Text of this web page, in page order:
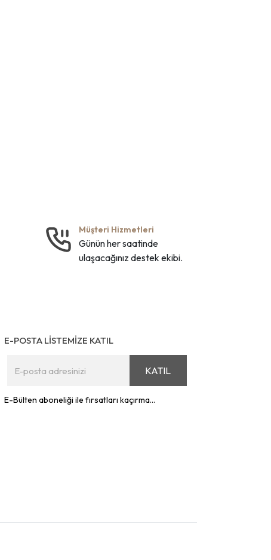
Müşteri Hizmetleri
Günün her saatinde
ulaşacağınız destek ekibi.
E-POSTA LİSTEMİZE KATIL
KATIL
E-Bülten aboneliği ile fırsatları kaçırma...